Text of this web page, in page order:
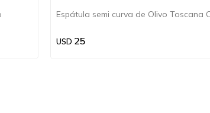
Espátula semi curva de Olivo Toscana
USD 25